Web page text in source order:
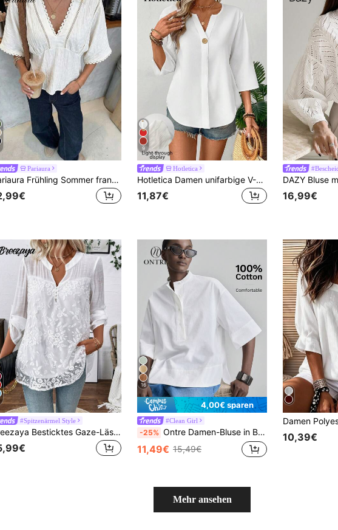
Pariaura
Pariaura Frühling Sommer französische schwarze Spitzenbesatz Bluse, V-Ausschnitt Cutout Taille Kurzarm strukturierte Peplum Top
9
Hotletica
Hotletica Damen unifarbige V-Ausschnitt Knopfleiste Lässig & Pendler Minimalist Bluse
11,87€ 16,99€
#Spitzenärmel Style
Breezaya Besticktes Gaze-Lässig-Loses Langarmhemd
16
4,00€ sparen
#Clean Girl
-25% Ontre Damen-Bluse in Beige aus bequemem, hautfreundlichem Popeline, Rundhalsausschnitt, Drop-Shoulder, kurze Ärmel, lockerer Schnitt, vorne kurz, hinten lang, moderner urbaner Business-Lässig-Stil für Büro, Old Money Style, hochwertig, dezent, für Pendeln, Flughafen und Kreuzfahrt, elegant für Hochzeitsgäste im Nahen Osten, minimalistisch, luxuriöse Textur, Basic-Bluse für Damen
11,49€ 15,49€
10,39€
Mehr ansehen